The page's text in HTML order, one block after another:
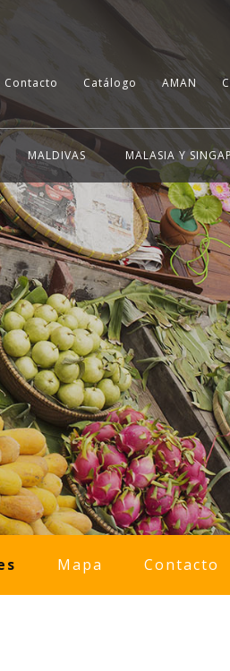
Contacto Catálogo AMAN
MALDIVAS MALASIA Y
Mapa Contacto